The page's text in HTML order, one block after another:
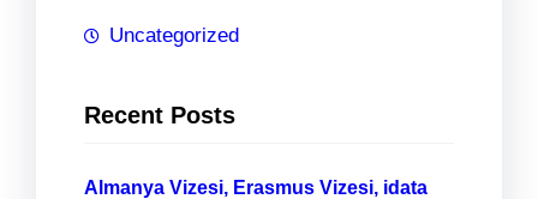
Uncategorized
Recent Posts
Almanya Vizesi, Erasmus Vizesi, idata